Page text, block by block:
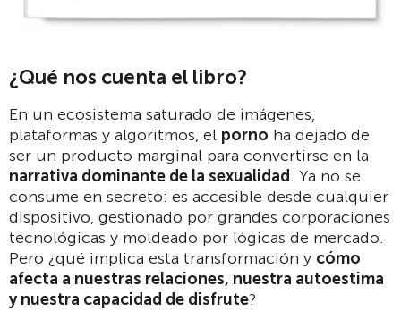
¿Qué nos cuenta el libro?
En un ecosistema saturado de imágenes,
plataformas y algoritmos, el porno ha dejado de
ser un producto marginal para convertirse en la
narrativa dominante de la sexualidad. Ya no se
consume en secreto: es accesible desde cualquier
dispositivo, gestionado por grandes corporaciones
tecnológicas y moldeado por lógicas de mercado.
Pero ¿qué implica esta transformación y cómo
afecta a nuestras relaciones, nuestra autoestima
y nuestra capacidad de disfrute?